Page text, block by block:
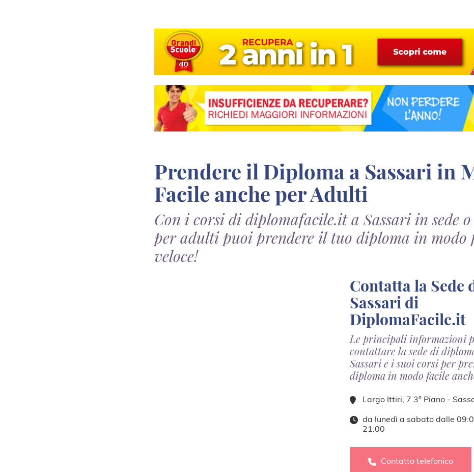
Prendere il Diploma a Sassari in Modo
Facile anche per Adulti
Con i corsi di diplomafacile.it a Sassari in sede
per adulti puoi prendere il tuo diploma in modo
veloce!
Contatta la Sede di
Sassari di
DiplomaFacile.it
Le principali informazioni
contattare la sede di
Sassari e i suoi corsi per
diploma in modo facile
Largo Ittiri, 7 3° Piano -
da lunedì a sabato dalle
21:00
Contatto telefonico